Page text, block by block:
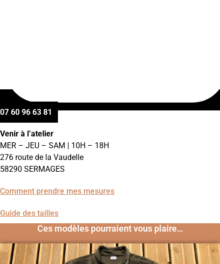
07 60 96 63 81
Venir à l’atelier
MER – JEU – SAM | 10H – 18H
276 route de la Vaudelle
58290 SERMAGES
Comment prendre mes mesures
Guide des tailles
Ces modèles pourraient vous plaire…